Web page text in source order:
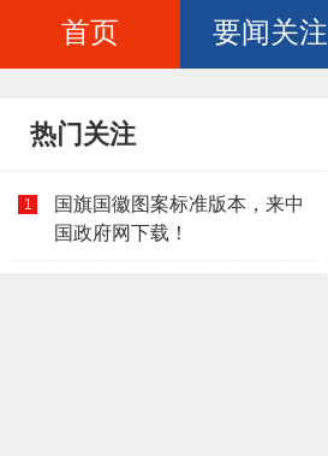
首页 要闻关注
热门关注
1
国旗国徽图案标准版本，来中
国政府网下载！